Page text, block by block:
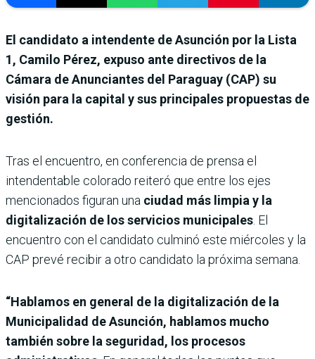
El candidato a intendente de Asunción por la Lista
1, Camilo Pérez, expuso ante directivos de la
Cámara de Anunciantes del Paraguay (CAP) su
visión para la capital y sus principales propuestas de
gestión.
Tras el encuentro, en conferencia de prensa el
intendentable colorado reiteró que entre los ejes
mencionados figuran una ciudad más limpia y la
digitalización de los servicios municipales . El
encuentro con el candidato culminó este miércoles y la
CAP prevé recibir a otro candidato la próxima semana.
“Hablamos en general de la digitalización de la
Municipalidad de Asunción, hablamos mucho
también sobre la seguridad, los procesos